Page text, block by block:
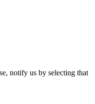
notify us by selecting that